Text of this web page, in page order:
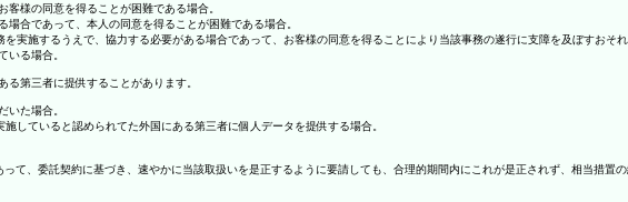
様の同意を得ることが困難である場合。
合であって、本人の同意を得ることが困難である場合。
実施するうえで、協力する必要がある場合であって、お客様の同意を得ることにより当該事務の遂行に支障を及ぼすおそれ
いる場合。
第三者に提供することがあります。
いた場合。
していると認められてた外国にある第三者に個人データを提供する場合。
て、委託契約に基づき、速やかに当該取扱いを是正するように要請しても、合理的期間内にこれが是正されず、相当措